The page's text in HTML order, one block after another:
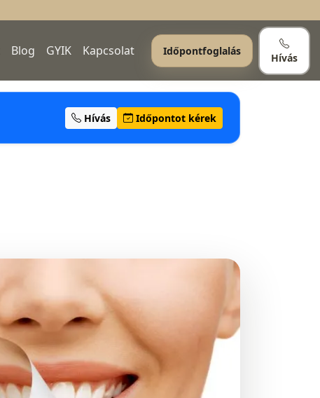
Blog GYIK Kapcsolat Időpontfoglalás
Hívás
Hívás Időpontot kérek